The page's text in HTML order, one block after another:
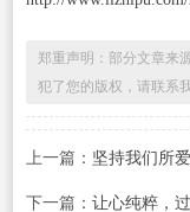
郑重声明：部分文章来
犯了您的版权，请联系
上一篇： 坚持我们所
下一篇： 让心纯粹，